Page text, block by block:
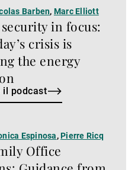
in focus:
crisis is
the energy
Barben, Marc Elliott
il podcast
Office
Espinosa,Pierre Ricq